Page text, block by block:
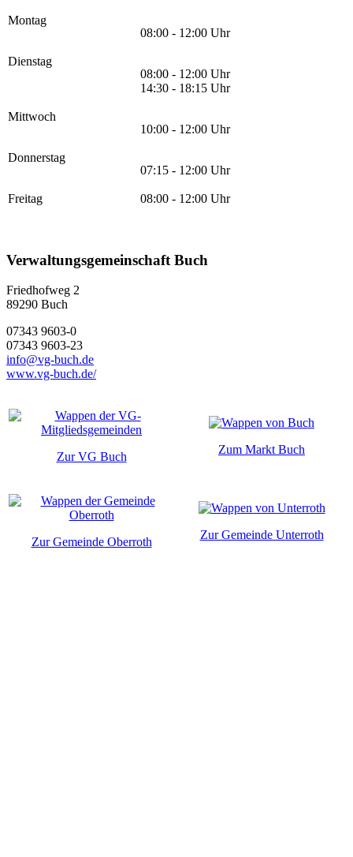
Montag
08:00 - 12:00 Uhr
Dienstag
08:00 - 12:00 Uhr
14:30 - 18:15 Uhr
Mittwoch
10:00 - 12:00 Uhr
Donnerstag
07:15 - 12:00 Uhr
Freitag 08:00 - 12:00 Uhr
Verwaltungsgemeinschaft Buch
Friedhofweg 2
89290 Buch
07343 9603-0
07343 9603-23
info@vg-buch.de
www.vg-buch.de/
Zur VG Buch
Zum Markt Buch
Zur Gemeinde Oberroth
Zur Gemeinde Unterroth